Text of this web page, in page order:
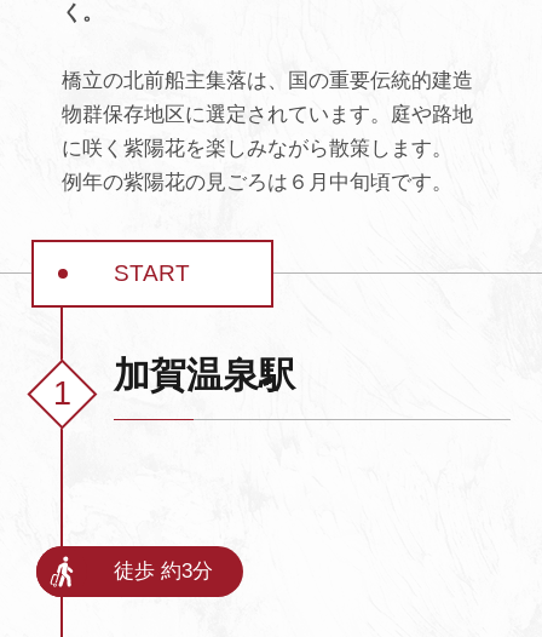
お知らせ
動画を見る
パンフレットダウンロード
写真ダウンロード
プライバシーポリシー
く。
橋立の北前船主集落は、国の重要伝統的建造
物群保存地区に選定されています。庭や路地
に咲く紫陽花を楽しみながら散策します。
例年の紫陽花の見ごろは６月中旬頃です。
START
加賀温泉駅
徒歩 約3分